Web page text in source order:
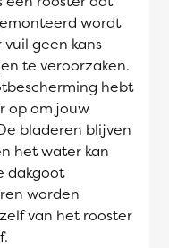
wordt
geen kans
te veroorzaken.
hebt
op om jouw
bladeren blijven
het water kan
dakgoot
worden
van het rooster